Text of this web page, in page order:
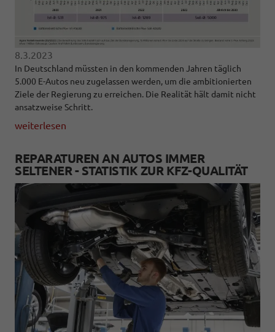
8.3.2023
In Deutschland müssten in den kommenden Jahren täglich
5.000 E-Autos neu zugelassen werden, um die ambitionierten
Ziele der Regierung zu erreichen. Die Realität hält damit nicht
ansatzweise Schritt.
weiterlesen
REPARATUREN AN AUTOS IMMER
SELTENER - STATISTIK ZUR KFZ-QUALITÄT